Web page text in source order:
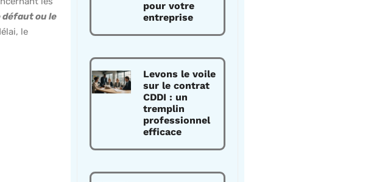
défaut ou le
le
pour votre
entreprise
Levons le voile
sur le contrat
CDDI : un
tremplin
professionnel
efficace